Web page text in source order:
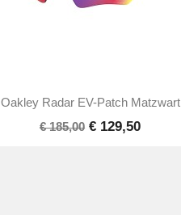
Snel bekijken
Oakley Radar EV-Patch Matzwart
€ 185,00 € 129,50